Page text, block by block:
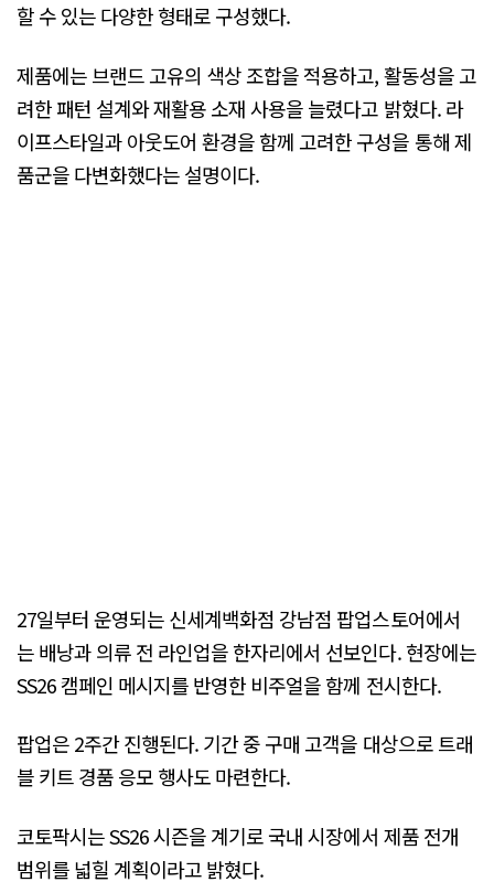
할 수 있는 다양한 형태로 구성했다.
제품에는 브랜드 고유의 색상 조합을 적용하고, 활동성을 고
려한 패턴 설계와 재활용 소재 사용을 늘렸다고 밝혔다. 라
이프스타일과 아웃도어 환경을 함께 고려한 구성을 통해 제
품군을 다변화했다는 설명이다.
27일부터 운영되는 신세계백화점 강남점 팝업스토어에서
는 배낭과 의류 전 라인업을 한자리에서 선보인다. 현장에는
SS26 캠페인 메시지를 반영한 비주얼을 함께 전시한다.
팝업은 2주간 진행된다. 기간 중 구매 고객을 대상으로 트래
블 키트 경품 응모 행사도 마련한다.
코토팍시는 SS26 시즌을 계기로 국내 시장에서 제품 전개
범위를 넓힐 계획이라고 밝혔다.